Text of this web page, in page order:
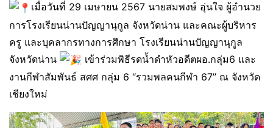
เมื่อวันที่ 29 เมษายน 2567 นายสมพงษ์ อุ่นใจ ผู้อำนวย
การโรงเรียนน่านปัญญานุกูล จังหวัดน่าน และคณะผู้บริหาร
ครู และบุคลากรทางการศึกษา โรงเรียนน่านปัญญานุกูล
จังหวัดน่าน
เข้าร่วมพิธีรดน้ำดำหัวอดีตผอ.กลุ่ม6 และ
งานกีฬาสัมพันธ์ สศศ กลุ่ม 6 “รวมพลคนกีฬา 67” ณ จังหวัด
เชียงใหม่